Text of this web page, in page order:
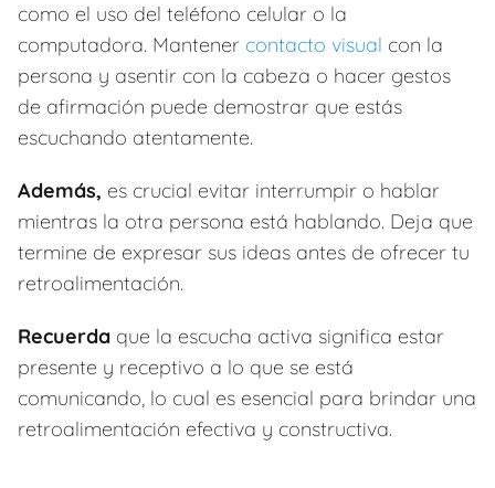
como el uso del teléfono celular o la
computadora. Mantener contacto visual con la
persona y asentir con la cabeza o hacer gestos
de afirmación puede demostrar que estás
escuchando atentamente.
Además, es crucial evitar interrumpir o hablar
mientras la otra persona está hablando. Deja que
termine de expresar sus ideas antes de ofrecer tu
retroalimentación.
Recuerda que la escucha activa significa estar
presente y receptivo a lo que se está
comunicando, lo cual es esencial para brindar una
retroalimentación efectiva y constructiva.